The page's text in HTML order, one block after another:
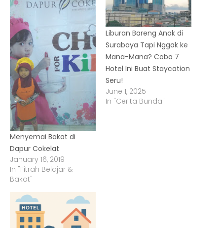
Menyemai Bakat di
Dapur Cokelat
January 16, 2019
In "Fitrah Belajar &
Bakat"
Liburan Bareng Anak di
Surabaya Tapi Nggak ke
Mana-Mana? Coba 7
Hotel Ini Buat Staycation
Seru!
June 1, 2025
In "Cerita Bunda"